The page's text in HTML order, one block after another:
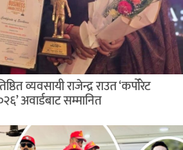
व्यवसायी राजेन्द्र राउत ‘कर्पोरेट
अवार्डबाट सम्मानित